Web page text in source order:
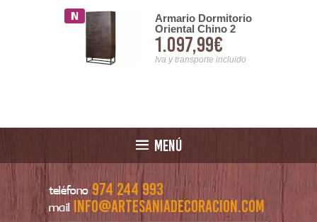
Armario Dormitorio
Oriental Chino 2
Puertas Serie
Jeroglifico
1.097,99€
Iva y transporte incluido
MENÚ
teléfono 974 244 993
mail info@artesaniadecoracion.com